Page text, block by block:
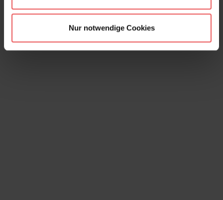
Nur notwendige Cookies